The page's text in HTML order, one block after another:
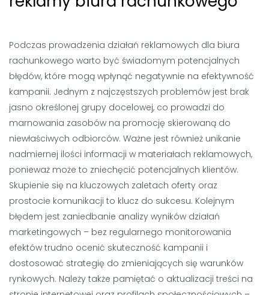
Podczas prowadzenia działań reklamowych dla biura
rachunkowego warto być świadomym potencjalnych
błędów, które mogą wpłynąć negatywnie na efektywność
kampanii. Jednym z najczęstszych problemów jest brak
jasno określonej grupy docelowej, co prowadzi do
marnowania zasobów na promocję skierowaną do
niewłaściwych odbiorców. Ważne jest również unikanie
nadmiernej ilości informacji w materiałach reklamowych,
ponieważ może to zniechęcić potencjalnych klientów.
Skupienie się na kluczowych zaletach oferty oraz
prostocie komunikacji to klucz do sukcesu. Kolejnym
błędem jest zaniedbanie analizy wyników działań
marketingowych – bez regularnego monitorowania
efektów trudno ocenić skuteczność kampanii i
dostosować strategię do zmieniających się warunków
rynkowych. Należy także pamiętać o aktualizacji treści na